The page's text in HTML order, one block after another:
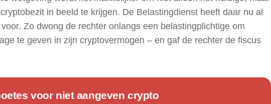
in beeld te krijgen. De Belastingdienst heeft daar nu al
Zo dwong de rechter onlangs een belastingplichtige om
te geven in zijn cryptovermogen – en gaf de rechter de fiscus
voor niet aangeven crypto